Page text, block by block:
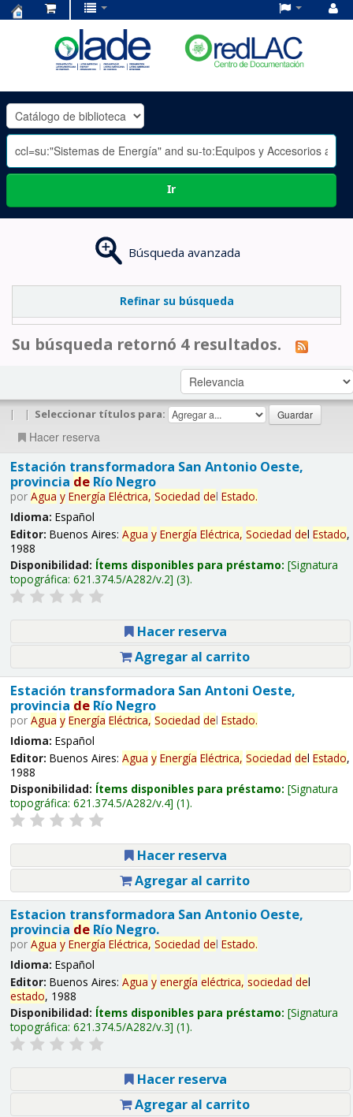
OLADE
-
Ir
Búsqueda avanzada
Refinar su búsqueda
Su búsqueda retornó 4 resultados.
| | Seleccionar títulos para:
Hacer reserva
Estación transformadora San Antonio Oeste,
provincia deRío Negro
por Agua y Energía Eléctrica, Sociedad del Estado.
Idioma: Español
Editor: Buenos Aires: Agua y Energía Eléctrica, Sociedad del Estado,
1988
Disponibilidad: Ítems disponibles para préstamo: Signatura
topográfica: 621.374.5/A282/v.2 (3).
Hacer reserva
Agregar al carrito
Estación transformadora San Antoni Oeste,
provincia deRío Negro
por Agua y Energía Eléctrica, Sociedad del Estado.
Idioma: Español
Editor: Buenos Aires: Agua y Energía Eléctrica, Sociedad del Estado,
1988
Disponibilidad: Ítems disponibles para préstamo: Signatura
topográfica: 621.374.5/A282/v.4 (1).
Hacer reserva
Agregar al carrito
Estacion transformadora San Antonio Oeste,
provincia deRío Negro.
por Agua y Energía Eléctrica, Sociedad del Estado.
Idioma: Español
Editor: Buenos Aires: Agua y energía eléctrica, sociedad del
estado, 1988
Disponibilidad: Ítems disponibles para préstamo: Signatura
topográfica: 621.374.5/A282/v.3 (1).
Hacer reserva
Agregar al carrito